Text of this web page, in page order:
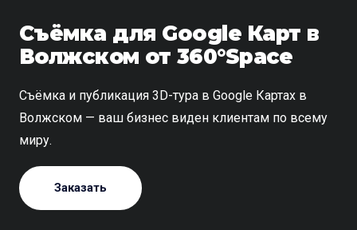
Съёмка для Google Карт в
Волжском от 360°Space
Съёмка и публикация 3D-тура в Google Картах в
Волжском — ваш бизнес виден клиентам по всему
миру.
Заказать